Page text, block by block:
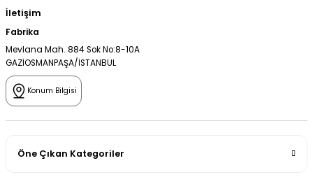
İletişim
Fabrika
Mevlana Mah. 884 Sok No:8-10A
GAZİOSMANPAŞA/İSTANBUL
Konum Bilgisi
Öne Çıkan Kategoriler